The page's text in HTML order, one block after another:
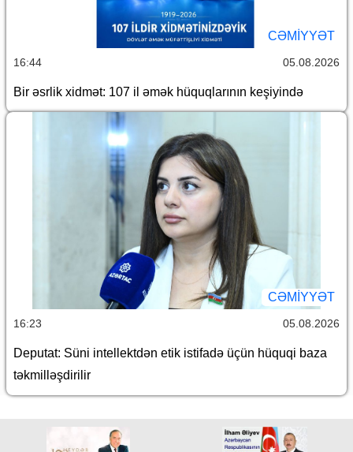
CƏMİYYƏT
16:44 05.08.2026
Bir əsrlik xidmət: 107 il əmək hüquqlarının keşiyində
CƏMİYYƏT
16:23 05.08.2026
Deputat: Süni intellektdən etik istifadə üçün hüquqi baza
təkmilləşdirilir